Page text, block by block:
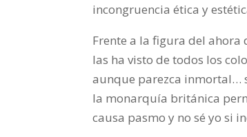
incongruencia ética y
Frente a la figura del
las ha visto de todos los
aunque parezca inmortal…
la monarquía británica
causa pasmo y no sé yo si